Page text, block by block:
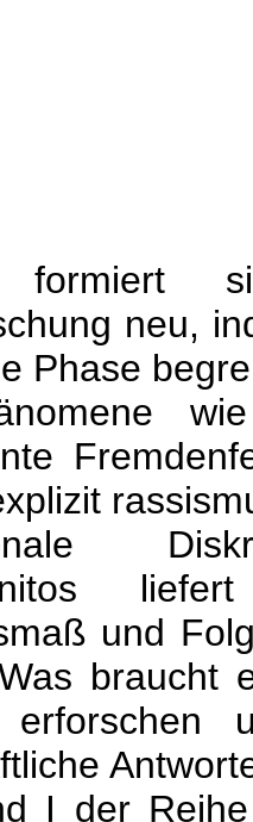
formiert
neu,
Phase
und
braucht
I der